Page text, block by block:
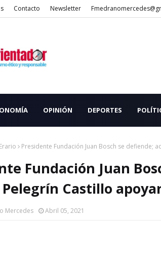
Contacto Newsletter
OPINIÓN DEPORTES
Erario Presidente Fundación Juan Bosch se defiende;
Fundación Juan
Pelegrín Castillo
Mercedes Abril 05, 2021